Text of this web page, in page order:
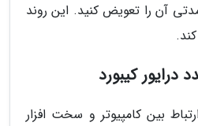
آن را تعویض کنید. این روند
بین کامپیوتر و سخت افزار